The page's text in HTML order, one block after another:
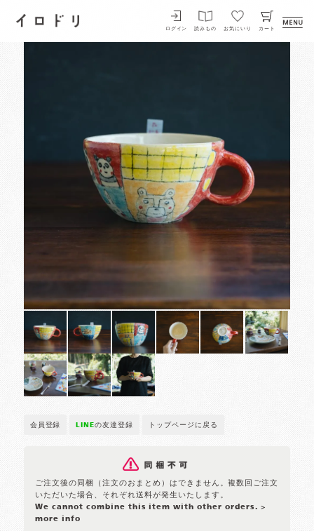
イロドリ
ログイン 読みもの お気にいり カート
会員登録 LINEの友達登録 トップページに戻る
ご注文後の同梱（注文のおまとめ）はできません。複数回ご注文
いただいた場合、それぞれ送料が発生いたします。
We cannot combine this item with other orders. >
more info